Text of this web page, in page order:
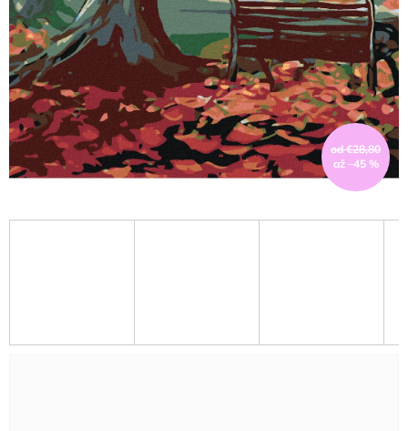
od €28,80
až –45 %